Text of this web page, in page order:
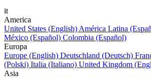
it
America
United States (English) América Latina
México (Español) Colombia (Español)
Europa
Europe (English) Deutschland (Deutsch)
(Polski) Italia (Italiano) United Kingdom
Asia